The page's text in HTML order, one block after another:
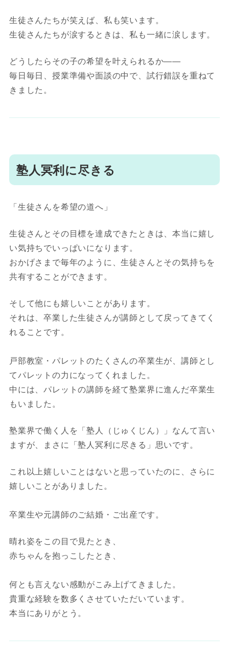
生徒さんたちが笑えば、私も笑います。
生徒さんたちが涙するときは、私も一緒に涙します。
どうしたらその子の希望を叶えられるか――
毎日毎日、授業準備や面談の中で、試行錯誤を重ねて
きました。
塾人冥利に尽きる
「生徒さんを希望の道へ」
生徒さんとその目標を達成できたときは、本当に嬉し
い気持ちでいっぱいになります。
おかげさまで毎年のように、生徒さんとその気持ちを
共有することができます。
そして他にも嬉しいことがあります。
それは、卒業した生徒さんが講師として戻ってきてく
れることです。
戸部教室・パレットのたくさんの卒業生が、講師とし
てパレットの力になってくれました。
中には、パレットの講師を経て塾業界に進んだ卒業生
もいました。
塾業界で働く人を「塾人（じゅくじん）」なんて言い
ますが、まさに「塾人冥利に尽きる」思いです。
これ以上嬉しいことはないと思っていたのに、さらに
嬉しいことがありました。
卒業生や元講師のご結婚・ご出産です。
晴れ姿をこの目で見たとき、
赤ちゃんを抱っこしたとき、
何とも言えない感動がこみ上げてきました。
貴重な経験を数多くさせていただいています。
本当にありがとう。